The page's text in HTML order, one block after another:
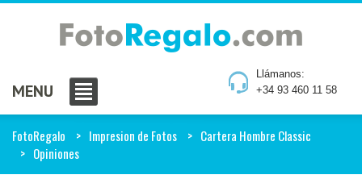
Llámanos:
+34 93 460 11 58
MENU
FotoRegalo Impresion de Fotos
Cartera Hombre Classic
Opiniones